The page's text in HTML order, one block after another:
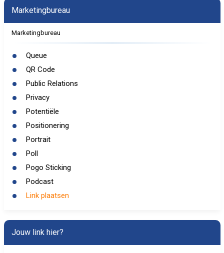
Marketingbureau
Marketingbureau
Queue
QR Code
Public Relations
Privacy
Potentiële
Positionering
Portrait
Poll
Pogo Sticking
Podcast
Link plaatsen
Jouw link hier?